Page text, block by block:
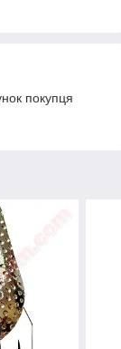
покупця